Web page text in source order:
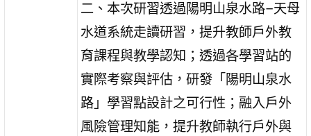
二、本次研習透過陽明山泉水路–天母
水道系統走讀研習，提升教師戶外教
育課程與教學認知；透過各學習站的
實際考察與評估，研發「陽明山泉水
路」學習點設計之可行性；融入戶外
風險管理知能，提升教師執行戶外與